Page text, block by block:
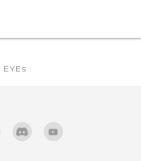
EYEs‎